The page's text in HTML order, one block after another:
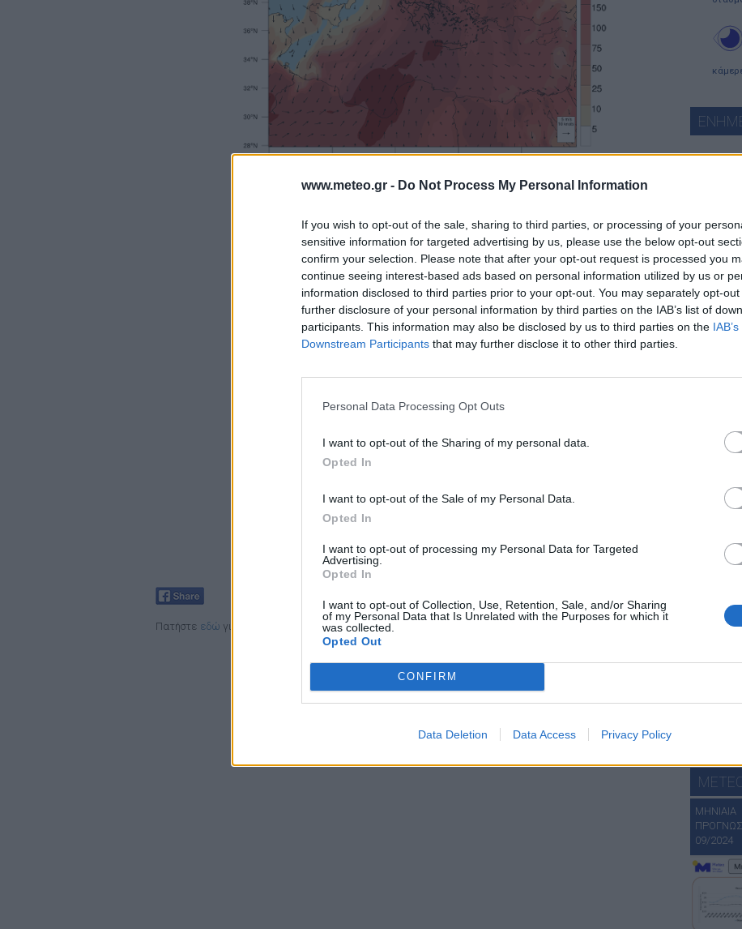
www.meteo.gr - Do Not Process My Personal Information
If you wish to opt-out of the sale, sharing to third parties, or processing of your
sensitive information for targeted advertising by us, please use the below opt-out
confirm your selection. Please note that after your opt-out request is processed you
continue seeing interest-based ads based on personal information utilized by us or
information disclosed to third parties prior to your opt-out. You may separately opt-
further disclosure of your personal information by third parties on the IAB’s list of
participants. This information may also be disclosed by us to third parties on the
Downstream Participants that may further disclose it to other third parties.
Personal Data Processing Opt Outs
I want to opt-out of the Sharing of my personal data.
Opted In
I want to opt-out of the Sale of my Personal Data.
Opted In
I want to opt-out of processing my Personal Data for Targeted
Advertising.
Opted In
I want to opt-out of Collection, Use, Retention, Sale, and/or Sharing
of my Personal Data that Is Unrelated with the Purposes for which it
was collected.
Opted Out
CONFIRM
Data Deletion Data Access Privacy Policy
Πατήστε εδώ για να δείτε το αρχείο άρθρων.
ΜΗΝΙΑΙΑ
09/2024